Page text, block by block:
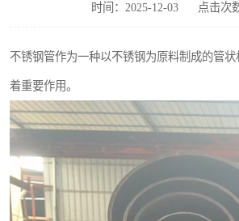
时间：2025-12-03 点击次
不锈钢管作为一种以不锈钢为原料制成的管
着重要作用。